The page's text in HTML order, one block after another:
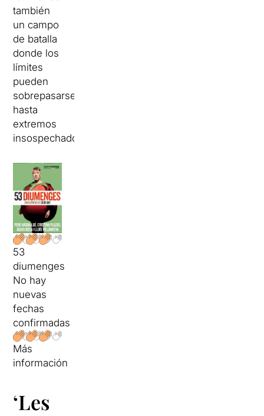
también
un campo
de batalla
donde los
límites
pueden
sobrepasarse
hasta
extremos
insospechados.
53
diumenges
No hay
nuevas
fechas
confirmadas
Más
información
‘Les